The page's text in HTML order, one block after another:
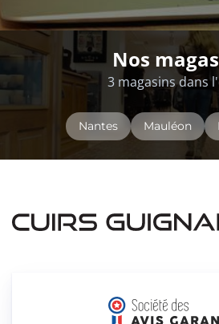
Nos
3 magasins dans
Nantes Mauléon